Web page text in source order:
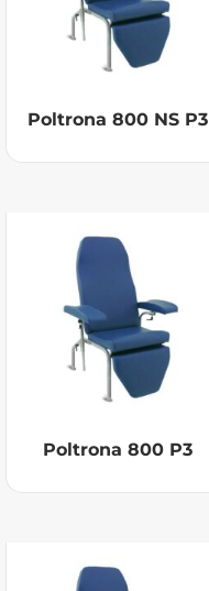
Poltrona 800 NS P3
Poltrona 800 P3